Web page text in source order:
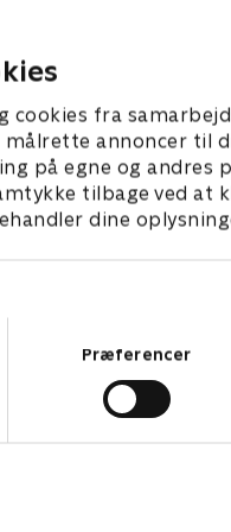
cookies fra
annoncer til
på egne og andres
tilbage ved at
dine
Præferencer
en operation.
42 min